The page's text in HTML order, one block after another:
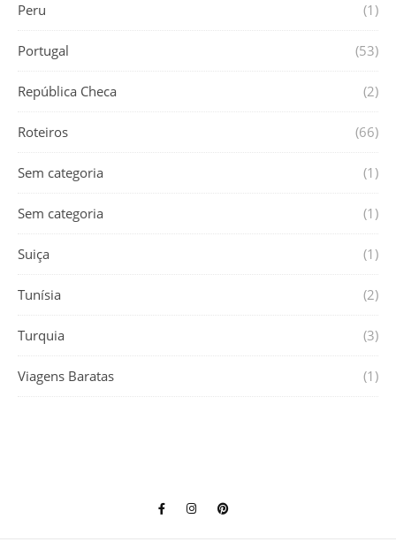
Peru (1)
Portugal (53)
República Checa (2)
Roteiros (66)
Sem categoria (1)
Sem categoria (1)
Suiça (1)
Tunísia (2)
Turquia (3)
Viagens Baratas (1)